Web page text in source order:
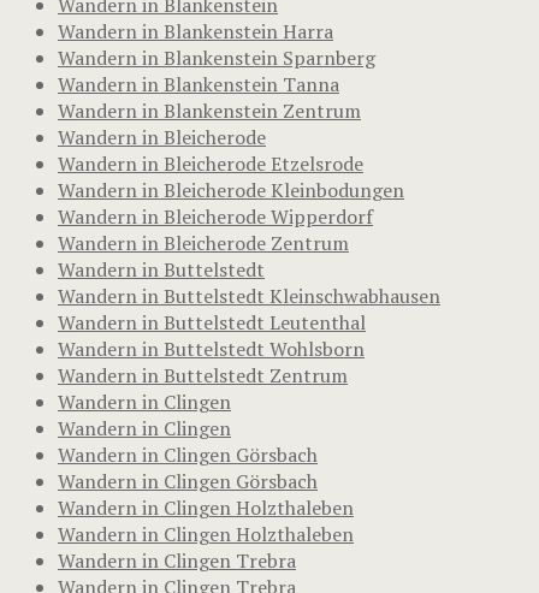
Wandern in Blankenstein Harra
Wandern in Blankenstein Sparnberg
Wandern in Blankenstein Tanna
Wandern in Blankenstein Zentrum
Wandern in Bleicherode
Wandern in Bleicherode Etzelsrode
Wandern in Bleicherode Kleinbodungen
Wandern in Bleicherode Wipperdorf
Wandern in Bleicherode Zentrum
Wandern in Buttelstedt
Wandern in Buttelstedt Kleinschwabhausen
Wandern in Buttelstedt Leutenthal
Wandern in Buttelstedt Wohlsborn
Wandern in Buttelstedt Zentrum
Wandern in Clingen
Wandern in Clingen
Wandern in Clingen Görsbach
Wandern in Clingen Görsbach
Wandern in Clingen Holzthaleben
Wandern in Clingen Holzthaleben
Wandern in Clingen Trebra
Wandern in Clingen Trebra